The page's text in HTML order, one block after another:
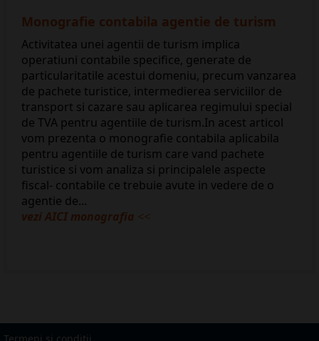
​Monografie contabila agentie de turism
Activitatea unei agentii de turism implica
operatiuni contabile specifice, generate de
particularitatile acestui domeniu, precum vanzarea
de pachete turistice, intermedierea serviciilor de
transport si cazare sau aplicarea regimului special
de TVA pentru agentiile de turism.In acest articol
vom prezenta o monografie contabila aplicabila
pentru agentiile de turism care vand pachete
turistice si vom analiza si principalele aspecte
fiscal- contabile ce trebuie avute in vedere de o
agentie de...
vezi AICI monografia <<